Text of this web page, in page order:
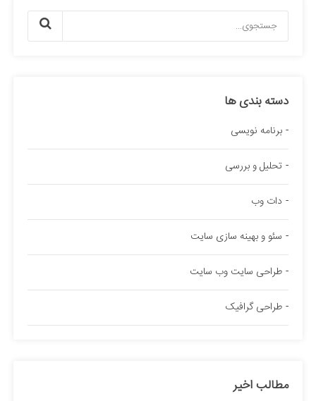
دسته بندی ها
برنامه نویسی
تحلیل و بررسی
دات وب
سئو و بهینه سازی سایت
طراحی سایت وب سایت
طراحی گرافیک
مطالب اخیر